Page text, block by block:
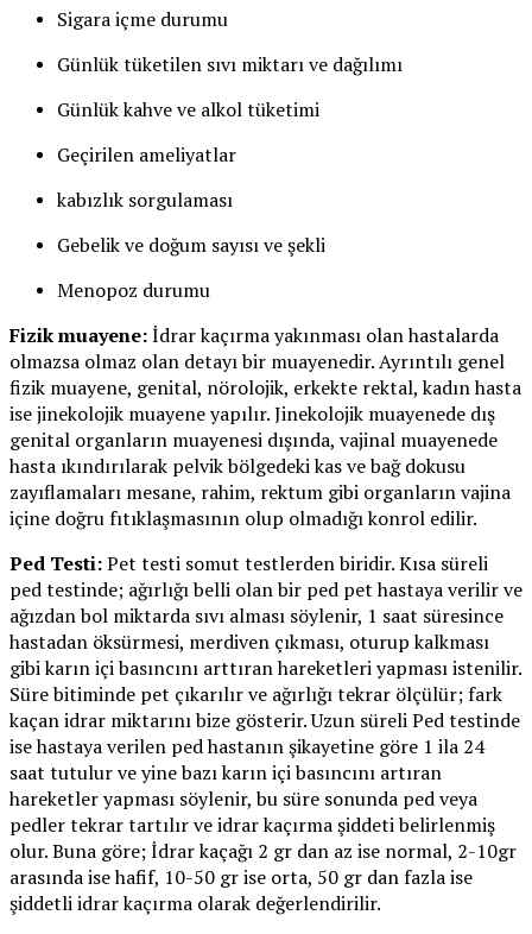
Sigara içme durumu
Günlük tüketilen sıvı miktarı ve dağılımı
Günlük kahve ve alkol tüketimi
Geçirilen ameliyatlar
kabızlık sorgulaması
Gebelik ve doğum sayısı ve şekli
Menopoz durumu
Fizik muayene:İdrar kaçırma yakınması olan hastalarda
olmazsa olmaz olan detayı bir muayenedir. Ayrıntılı genel
fizik muayene, genital, nörolojik, erkekte rektal, kadın hasta
ise jinekolojik muayene yapılır. Jinekolojik muayenede dış
genital organların muayenesi dışında, vajinal muayenede
hasta ıkındırılarak pelvik bölgedeki kas ve bağ dokusu
zayıflamaları mesane, rahim, rektum gibi organların vajina
içine doğru fıtıklaşmasının olup olmadığı konrol edilir.
Ped Testi:Pet testi somut testlerden biridir. Kısa süreli
ped testinde; ağırlığı belli olan bir ped pet hastaya verilir ve
ağızdan bol miktarda sıvı alması söylenir, 1 saat süresince
hastadan öksürmesi, merdiven çıkması, oturup kalkması
gibi karın içi basıncını arttıran hareketleri yapması istenilir.
Süre bitiminde pet çıkarılır ve ağırlığı tekrar ölçülür; fark
kaçan idrar miktarını bize gösterir. Uzun süreli Ped testinde
ise hastaya verilen ped hastanın şikayetine göre 1 ila 24
saat tutulur ve yine bazı karın içi basıncını artıran
hareketler yapması söylenir, bu süre sonunda ped veya
pedler tekrar tartılır ve idrar kaçırma şiddeti belirlenmiş
olur. Buna göre; İdrar kaçağı 2 gr dan az ise normal, 2-10gr
arasında ise hafif, 10-50 gr ise orta, 50 gr dan fazla ise
şiddetli idrar kaçırma olarak değerlendirilir.